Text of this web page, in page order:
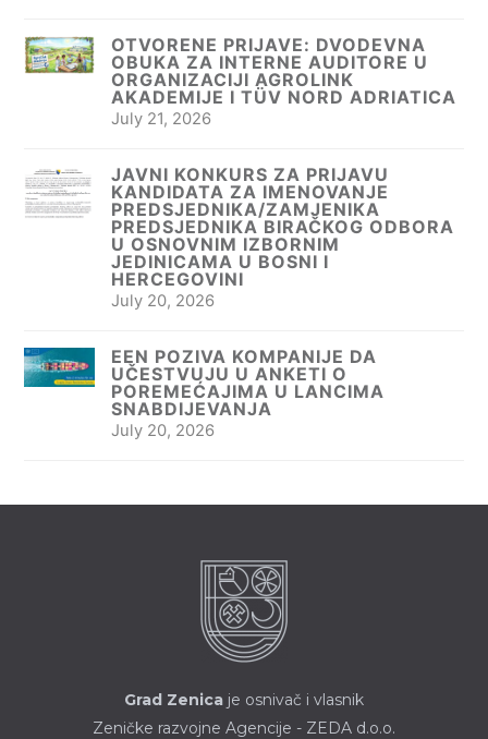
OTVORENE PRIJAVE: DVODEVNA
OBUKA ZA INTERNE AUDITORE U
ORGANIZACIJI AGROLINK
AKADEMIJE I TÜV NORD ADRIATICA
July 21, 2026
JAVNI KONKURS ZA PRIJAVU
KANDIDATA ZA IMENOVANJE
PREDSJEDNIKA/ZAMJENIKA
PREDSJEDNIKA BIRAČKOG ODBORA
U OSNOVNIM IZBORNIM
JEDINICAMA U BOSNI I
HERCEGOVINI
July 20, 2026
EEN POZIVA KOMPANIJE DA
UČESTVUJU U ANKETI O
POREMEĆAJIMA U LANCIMA
SNABDIJEVANJA
July 20, 2026
Grad Zenica je osnivač i vlasnik
Zeničke razvojne Agencije - ZEDA d.o.o.